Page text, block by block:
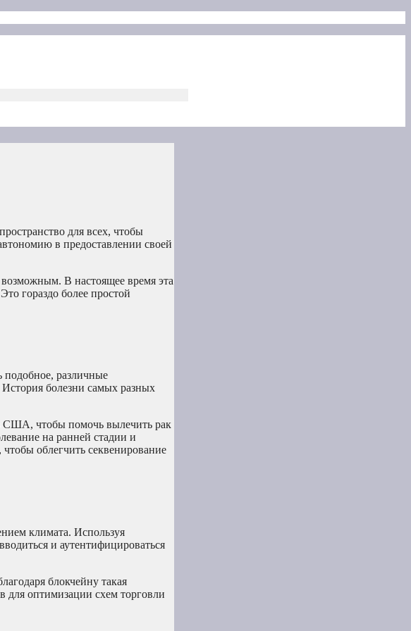
для всех, чтобы
в предоставлении своей
В настоящее время эта
гораздо более простой
подобное, различные
болезни самых разных
США, чтобы помочь вылечить рак
на ранней стадии и
облегчить секвенирование
климата. Используя
и аутентифицироваться
блокчейну такая
для оптимизации схем торговли